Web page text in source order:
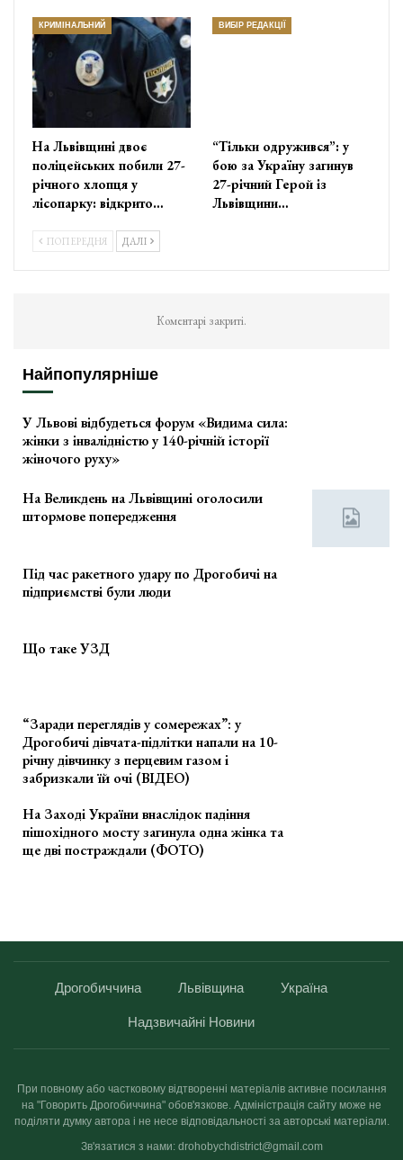
КРИМІНАЛЬНИЙ
На Львівщині двоє
поліцейських побили 27-
річного хлопця у
лісопарку: відкрито…
ВИБІР РЕДАКЦІЇ
“Тільки одружився”: у
бою за Україну загинув
27-річний Герой із
Львівщини…
ПОПЕРЕДНЯ ДАЛІ
Коментарі закриті.
Найпопулярніше
У Львові відбудеться форум «Видима сила:
жінки з інвалідністю у 140-річній історії
жіночого руху»
На Великдень на Львівщині оголосили
штормове попередження
Під час ракетного удару по Дрогобичі на
підприємстві були люди
Що таке УЗД
“Заради переглядів у сомережах”: у
Дрогобичі дівчата-підлітки напали на 10-
річну дівчинку з перцевим газом і
забризкали їй очі (ВІДЕО)
На Заході України внаслідок падіння
пішохідного мосту загинула одна жінка та
ще дві постраждали (ФОТО)
Дрогобиччина Львівщина Україна
Надзвичайні Новини
При повному або частковому відтворенні матеріалів активне посилання
на "Говорить Дрогобиччина" обов'язкове. Адміністрація сайту може не
поділяти думку автора і не несе відповідальності за авторські матеріали.
Зв'язатися з нами: drohobychdistrict@gmail.com